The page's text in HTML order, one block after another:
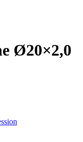
Ø20×2,0